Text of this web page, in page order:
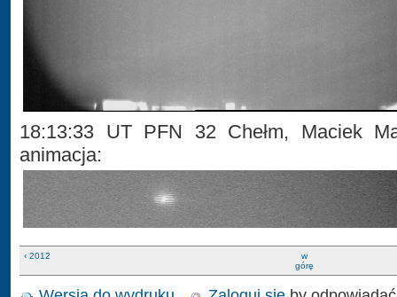
18:13:33 UT PFN 32 Chełm, Maciek
animacja:
‹ 2012
w
górę